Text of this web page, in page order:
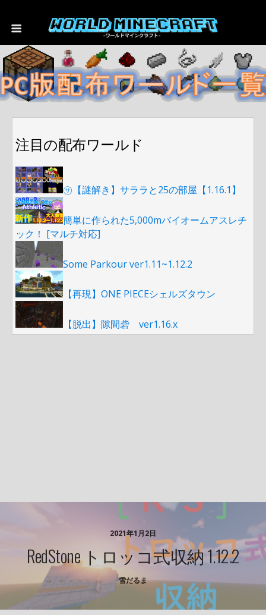
注目の配布ワールド
㋚【謎解き】サララと25の部屋【1.16.1】
簡単に作られた5,000mバイオームアスレチ
ック！ [マルチ対応]
Some Parkour ver1.11~1.12.2
【再現】ONE PIECEシェルズタウン
【脱出】隙間砦 ver1.16.x
2021年1月2日
RedStone トロッコ式収納 1.12.2
雪だるま